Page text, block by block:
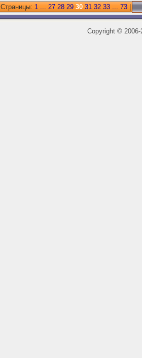
Страницы: 1 ... 27 28 29 30 31 32 33 ... 73
Copyright ©